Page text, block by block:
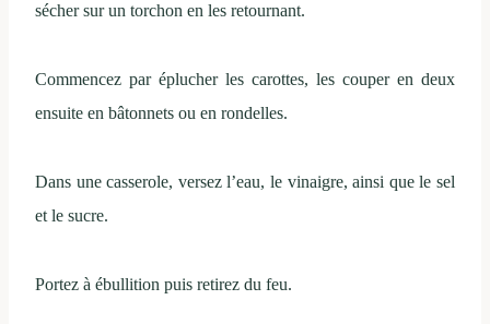
sécher sur un torchon en les retournant.
Commencez par éplucher les carottes, les couper en deux
ensuite en bâtonnets ou en rondelles.
Dans une casserole, versez l’eau, le vinaigre, ainsi que le sel
et le sucre.
Portez à ébullition puis retirez du feu.